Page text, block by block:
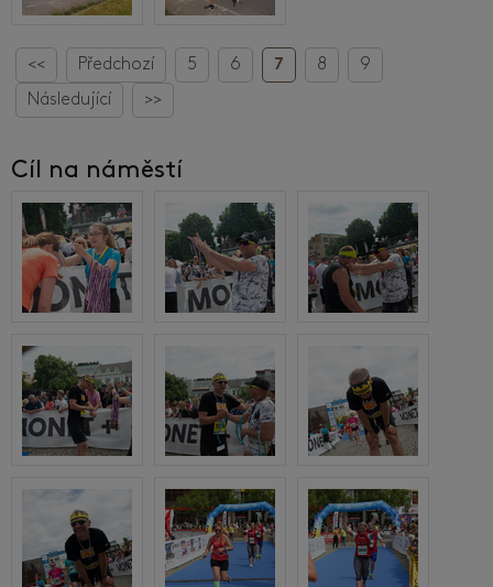
<< Předchozí 5 6 7 8
9
Následující
>>
Cíl na náměstí